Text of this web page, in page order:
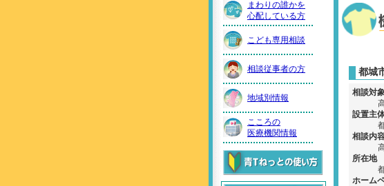
まわりの誰かを
心配している方
こども専用相談
相談従事者の方
地域別情報
こころの
医療機関情報
都城
相談対
設置主
相談内
所在地
ホーム